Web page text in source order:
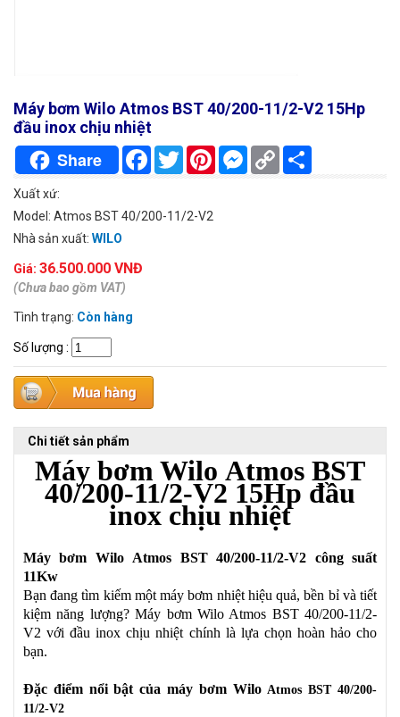
Máy bơm Wilo Atmos BST 40/200-11/2-V2 15Hp
đầu inox chịu nhiệt
Share FacebookTwitterPinterestMessenger
Copy
Link
Xuất xứ:
Model: Atmos BST 40/200-11/2-V2
Nhà sản xuất: WILO
Giá: 36.500.000 VNĐ
(Chưa bao gồm VAT)
Tình trạng: Còn hàng
Số lượng :
Chi tiết sản phẩm
Máy bơm Wilo Atmos BST
40/200-11/2-V2 15Hp đầu
inox chịu nhiệt
Máy bơm Wilo Atmos BST 40/200-11/2-V2 công suất
11Kw
Bạn đang tìm kiếm một máy bơm nhiệt hiệu quả, bền bỉ và tiết
kiệm năng lượng? Máy bơm Wilo Atmos BST 40/200-11/2-
V2 với đầu inox chịu nhiệt chính là lựa chọn hoàn hảo cho
bạn.
Đặc điểm nổi bật của máy bơm Wilo Atmos BST 40/200-
11/2-V2